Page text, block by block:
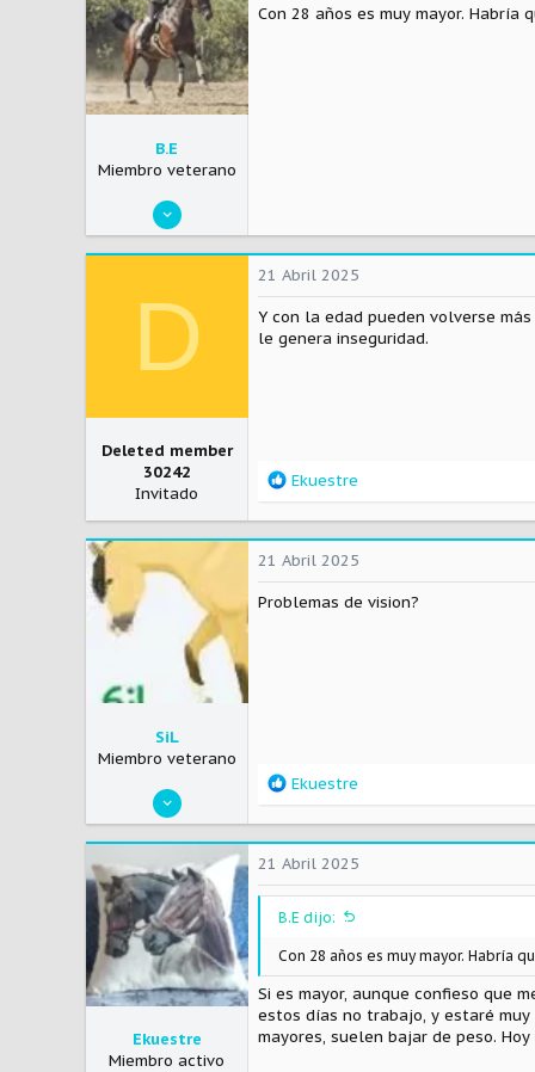
o
B.E
Miembro veterano
17 Abril 2020
2.697
Con 28 años es muy mayor.
D
Deleted member
30242
Invitado
21 Abril 2025
Y con la edad pueden volverse
le genera inseguridad.
R
a
c
c
i
o
Ekuestre
SiL
Miembro veterano
26 Enero 2004
4.790
149
63
48
Argentina
21 Abril 2025
Problemas de vision?
R
a
c
c
i
o
e
s
:
Ekuestre
Ekuestre
Miembro activo
21 Abril 2025
B.E dijo:
Con 28 años es muy mayor. Habría
Si es mayor, aunque confieso que
estos días no trabajo, y estaré
mayores, suelen bajar de peso.